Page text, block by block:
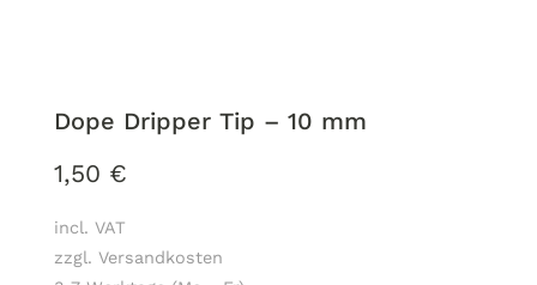
Dope Dripper Tip – 10 mm
1,50 €
incl. VAT
zzgl. Versandkosten